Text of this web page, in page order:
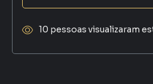
10 pessoas visualizaram